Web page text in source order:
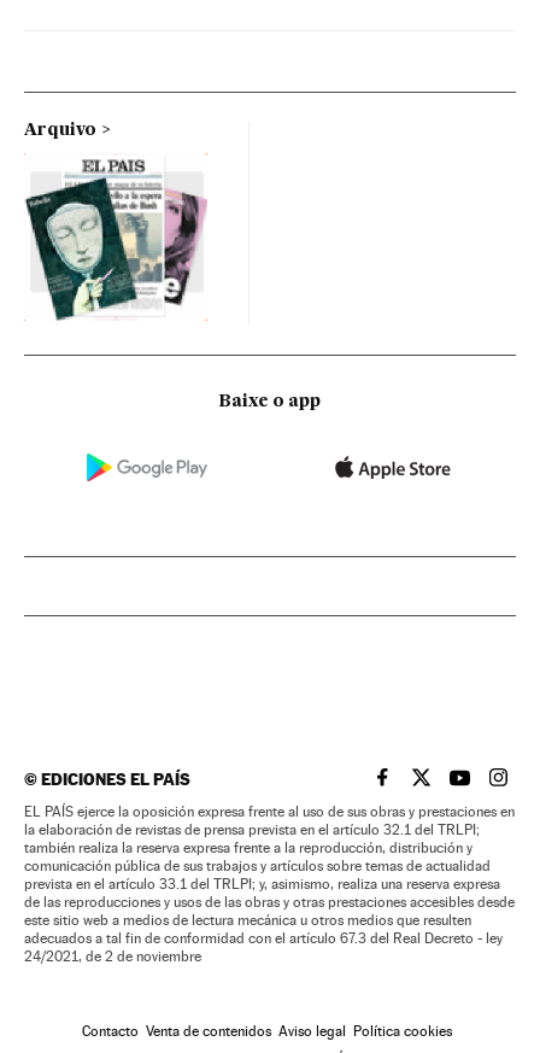
Arquivo
Baixe o app
©EDICIONES EL PAÍS EL PAÍS BRASIL EN
EL PAÍSEL PAÍS
EL
EL PAÍS ejerce la oposición expresa frente al uso de sus obras y prestaciones en
la elaboración de revistas de prensa prevista en el artículo 32.1 del TRLPI;
también realiza la reserva expresa frente a la reproducción, distribución y
comunicación pública de sus trabajos y artículos sobre temas de actualidad
prevista en el artículo 33.1 del TRLPI; y, asimismo, realiza una reserva expresa
de las reproducciones y usos de las obras y otras prestaciones accesibles desde
este sitio web a medios de lectura mecánica u otros medios que resulten
adecuados a tal fin de conformidad con el artículo 67.3 del Real Decreto - ley
24/2021, de 2 de noviembre
Contacto Venta de contenidos Aviso legal
Política cookies